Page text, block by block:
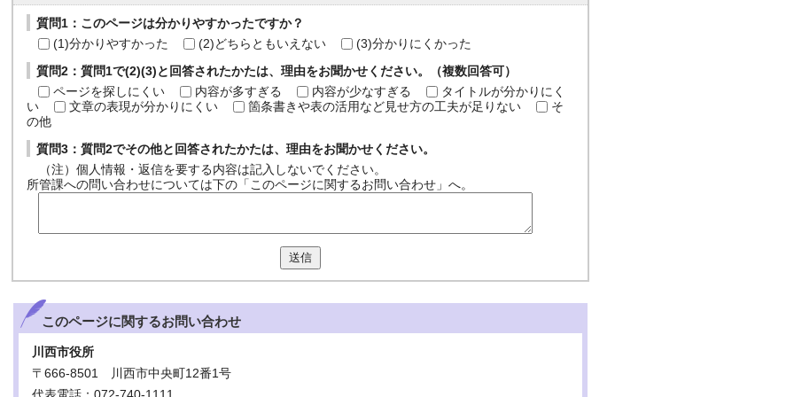
質問1：このページは分かりやすかったですか？
(1)分かりやすかった
(2)どちらともいえない (3)分かりにくかった
質問2：質問1で(2)(3)と回答されたかたは、理由をお聞かせください。（複数回答可）
ページを探しにくい
内容が多すぎる 内容が少なすぎる
タイトルが分かりにく
い
文章の表現が分かりにくい 箇条書きや表の活用など見せ方の工夫が足りない
そ
の他
質問3：質問2でその他と回答されたかたは、理由をお聞かせください。
（注）個人情報・返信を要する内容は記入しないでください。
所管課への問い合わせについては下の「このページに関するお問い合わせ」へ。
送信
このページに関するお問い合わせ
川西市役所
〒666-8501 川西市中央町12番1号